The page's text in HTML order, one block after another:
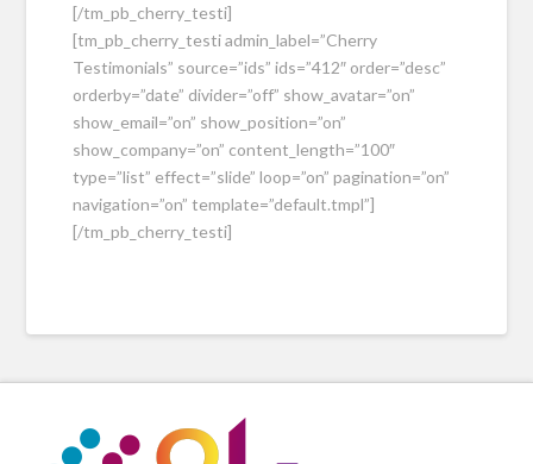
[/tm_pb_cherry_testi]
[tm_pb_cherry_testi admin_label=”Cherry
Testimonials” source=”ids” ids=”412″ order=”desc”
orderby=”date” divider=”off” show_avatar=”on”
show_email=”on” show_position=”on”
show_company=”on” content_length=”100″
type=”list” effect=”slide” loop=”on” pagination=”on”
navigation=”on” template=”default.tmpl”]
[/tm_pb_cherry_testi]